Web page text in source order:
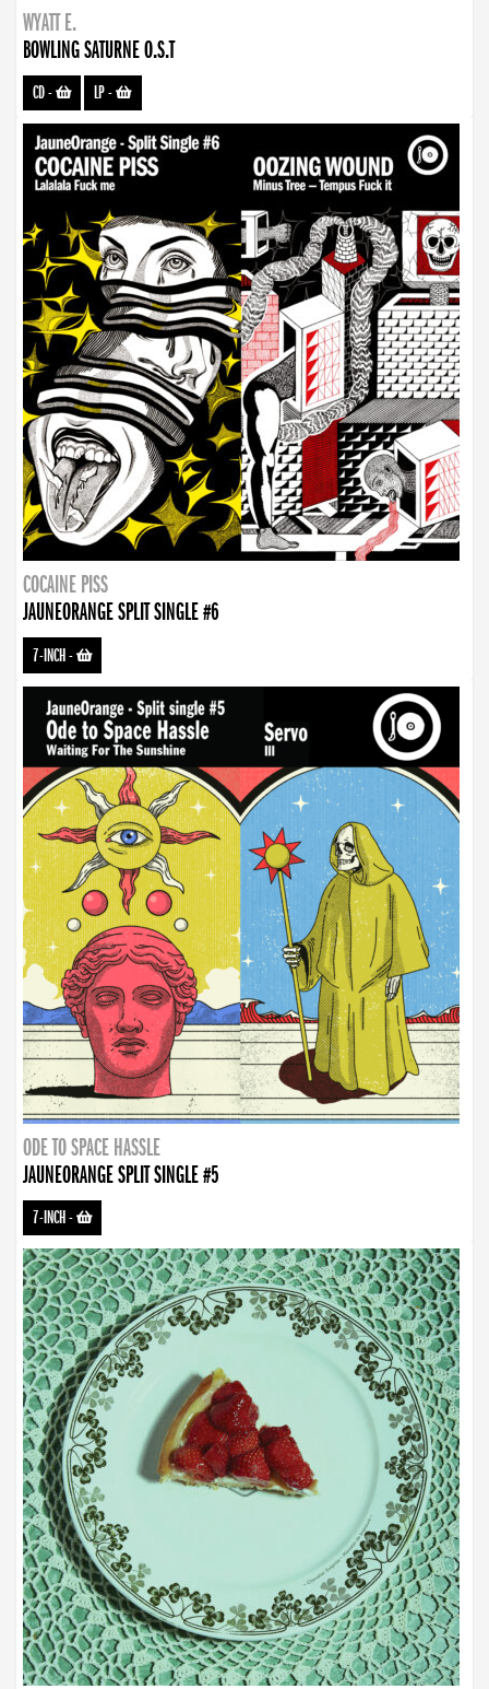
WYATT E.
BOWLING SATURNE O.S.T
CD- LP-
COCAINE PISS
JAUNEORANGE SPLIT SINGLE #6
7-INCH-
ODE TO SPACE HASSLE
JAUNEORANGE SPLIT SINGLE #5
7-INCH-